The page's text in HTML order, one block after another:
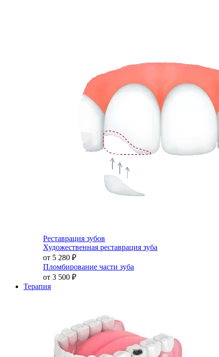
Реставрация зубов
Художественная реставрация зуба
от 5 280 ₽
Пломбирование части зуба
от 3 500 ₽
Терапия